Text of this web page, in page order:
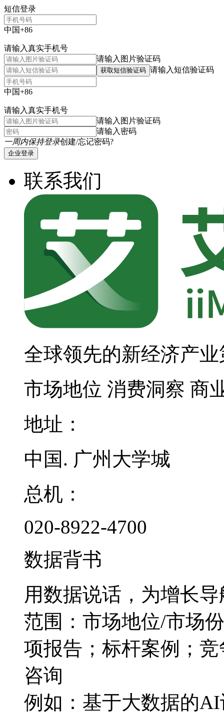
短信登录
中国+86
请输入真实手机号
请输入图片验证码
获取短信验证码 请输入短信验证码
中国+86
请输入真实手机号
请输入图片验证码
请输入密码
一周内保持登录创建/忘记密码?
企业登录
联系我们
全球领先的新经济产
市场地位 消费洞察 商
地址：
中国. 广州大学城
总机：
020-8922-4700
数据背书
用数据说话，为增长导
范围：市场地位/市场
项报告；标杆案例；
咨询
例如：基于大数据的